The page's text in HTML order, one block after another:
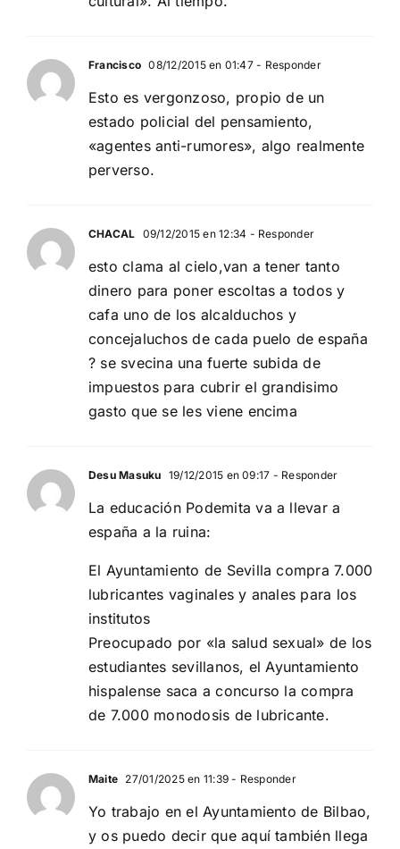
Francisco 08/12/2015 en 01:47- Responder
Esto es vergonzoso, propio de un
estado policial del pensamiento,
«agentes anti-rumores», algo realmente
perverso.
CHACAL 09/12/2015 en 12:34 - Responder
esto clama al cielo,van a tener tanto
dinero para poner escoltas a todos y
cafa uno de los alcalduchos y
concejaluchos de cada puelo de españa
? se svecina una fuerte subida de
impuestos para cubrir el grandisimo
gasto que se les viene encima
Desu Masuku 19/12/2015 en 09:17 - Responder
La educación Podemita va a llevar a
españa a la ruina:
El Ayuntamiento de Sevilla compra 7.000
lubricantes vaginales y anales para los
institutos
Preocupado por «la salud sexual» de los
estudiantes sevillanos, el Ayuntamiento
hispalense saca a concurso la compra
de 7.000 monodosis de lubricante.
Maite 27/01/2025 en 11:39 - Responder
Yo trabajo en el Ayuntamiento de Bilbao,
y os puedo decir que aquí también llega